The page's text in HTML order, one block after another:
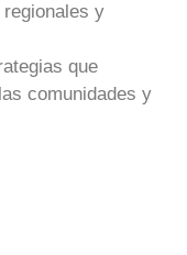
y
que
comunidades y